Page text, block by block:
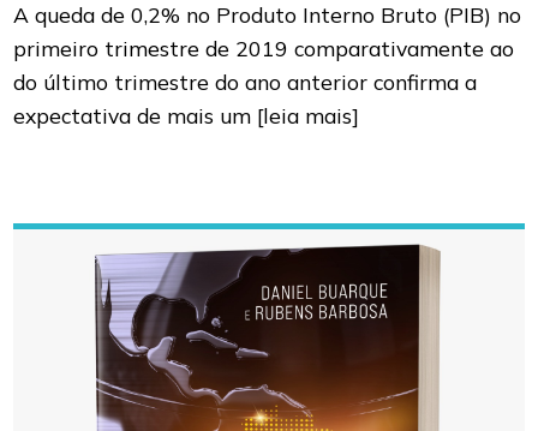
A queda de 0,2% no Produto Interno Bruto (PIB) no
primeiro trimestre de 2019 comparativamente ao
do último trimestre do ano anterior confirma a
expectativa de mais um [leia mais]